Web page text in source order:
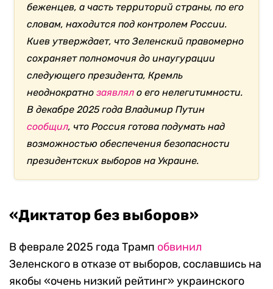
беженцев, а часть территорий страны, по его
словам, находится под контролем России.
Киев утверждает, что Зеленский правомерно
сохраняет полномочия до инаугурации
следующего президента, Кремль
неоднократнозаявлял о его нелегитимности.
В декабре 2025 года Владимир Путин
сообщил, что Россия готова подумать над
возможностью обеспечения безопасности
президентских выборов на Украине.
«Диктатор без выборов»
В феврале 2025 года Трамп обвинил
Зеленского в отказе от выборов, сославшись на
якобы «очень низкий рейтинг» украинского